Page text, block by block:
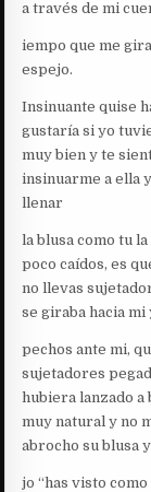
a través de mi
iempo que me
espejo.
Insinuante quise
gustaría si yo
muy bien y te
insinuarme a ella
llenar
la blusa como tu
poco caídos, es
no llevas
se giraba hacia
pechos ante mi,
sujetadores
hubiera lanzado
muy natural y no
abrocho su blusa
jo “has visto